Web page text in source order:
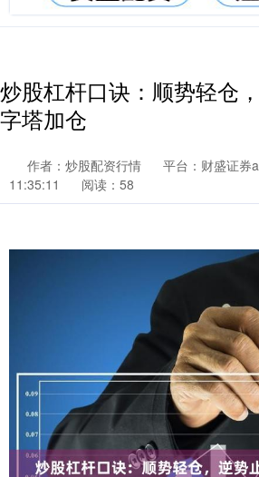
炒股杠杆口诀：顺势轻仓
字塔加仓
作者：炒股配资行情 平台：财盛证券
11:35:11
阅读：58